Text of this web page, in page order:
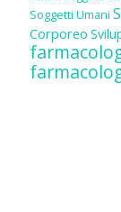
Soggetti Umani
Corporeo